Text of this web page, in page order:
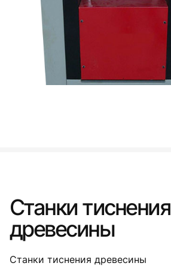
Станки тиснения
древесины
Станки тиснения древесины